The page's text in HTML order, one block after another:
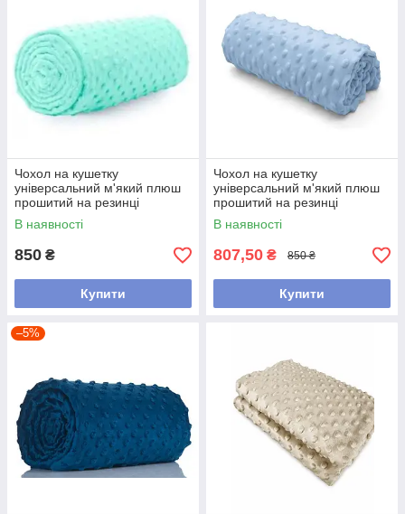
Чохол на кушетку
універсальний м'який плюш
прошитий на резинці
В наявності
850 ₴
Купити
Чохол на кушетку
універсальний м'який плюш
прошитий на резинці
В наявності
807,50 ₴ 850 ₴
Купити
–5%